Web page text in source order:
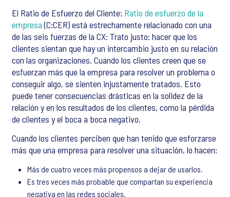
El Ratio de Esfuerzo del Cliente: Ratio de esfuerzo de la
empresa(C:CER) está estrechamente relacionado con una
de las seis fuerzas de la CX: Trato justo: hacer que los
clientes sientan que hay un intercambio justo en su relación
con las organizaciones. Cuando los clientes creen que se
esfuerzan más que la empresa para resolver un problema o
conseguir algo, se sienten injustamente tratados. Esto
puede tener consecuencias drásticas en la solidez de la
relación y en los resultados de los clientes, como la pérdida
de clientes y el boca a boca negativo.
Cuando los clientes perciben que han tenido que esforzarse
más que una empresa para resolver una situación, lo hacen:
Más de cuatro veces más propensos a dejar de usarlos.
Es tres veces más probable que compartan su experiencia
negativa en las redes sociales.